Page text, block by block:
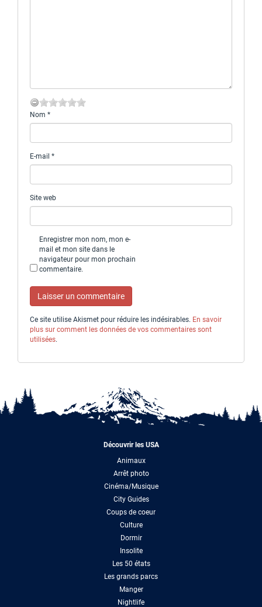
Nom *
E-mail *
Site web
Enregistrer mon nom, mon e-
mail et mon site dans le
navigateur pour mon prochain
commentaire.
Ce site utilise Akismet pour réduire les indésirables. En savoir
plus sur comment les données de vos commentaires sont
utilisées.
Découvrir les USA
Animaux
Arrêt photo
Cinéma/Musique
City Guides
Coups de coeur
Culture
Dormir
Insolite
Les 50 états
Les grands parcs
Manger
Nightlife